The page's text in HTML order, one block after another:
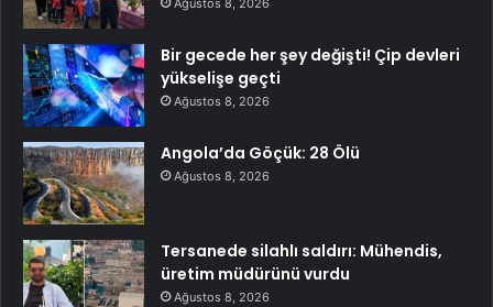
Ağustos 8, 2026
Bir gecede her şey değişti! Çip devleri
yükselişe geçti
Ağustos 8, 2026
Angola’da Göçük: 28 Ölü
Ağustos 8, 2026
Tersanede silahlı saldırı: Mühendis,
üretim müdürünü vurdu
Ağustos 8, 2026